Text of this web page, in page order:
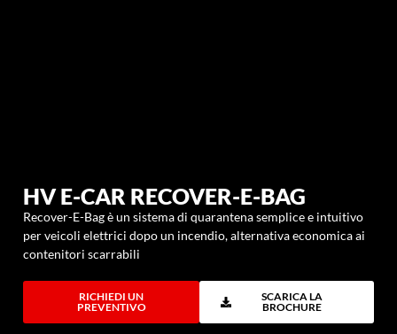
HV E-CAR RECOVER-E-BAG
Recover-E-Bag è un sistema di quarantena semplice e intuitivo
per veicoli elettrici dopo un incendio, alternativa economica ai
contenitori scarrabili
RICHIEDI UN
PREVENTIVO
SCARICA LA
BROCHURE